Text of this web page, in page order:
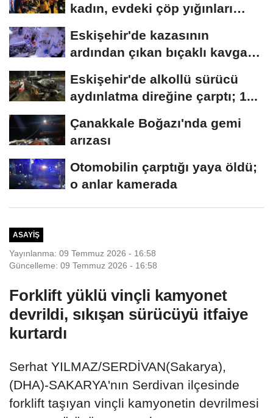
kadın, evdeki çöp yığınları
Eskişehir'de kazasının
ardından çıkan bıçaklı kavga
Eskişehir'de alkollü sürücü
aydınlatma direğine çarptı; 1...
Çanakkale Boğazı'nda gemi
arızası
Otomobilin çarptığı yaya öldü;
o anlar kamerada
ASAYIŞ
Yayınlanma: 09 Temmuz 2026 - 16:58
Güncelleme: 09 Temmuz 2026 - 16:58
Forklift yüklü vinçli kamyonet
devrildi, sıkışan sürücüyü itfaiye
kurtardı
Serhat YILMAZ/SERDİVAN(Sakarya),
(DHA)-SAKARYA'nın Serdivan ilçesinde
forklift taşıyan vinçli kamyonetin devrilmesi